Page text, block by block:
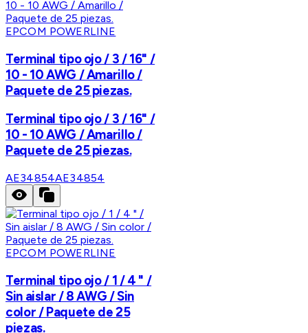
EPCOM POWERLINE
Terminal tipo ojo / 3 / 16" /
10 - 10 AWG / Amarillo /
Paquete de 25 piezas.
Terminal tipo ojo / 3 / 16" /
10 - 10 AWG / Amarillo /
Paquete de 25 piezas.
AE34854AE34854
EPCOM POWERLINE
Terminal tipo ojo / 1 / 4 " /
Sin aislar / 8 AWG / Sin
color / Paquete de 25
piezas.